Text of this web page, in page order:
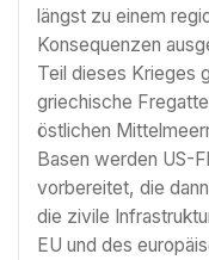
längst zu einem
Konsequenzen
Teil dieses Krieges
griechische
östlichen
Basen werden US-
vorbereitet, die
die zivile
EU und des